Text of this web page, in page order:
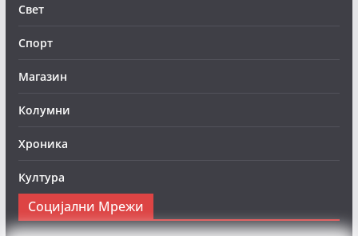
Свет
Спорт
Магазин
Колумни
Хроника
Култура
Социјални Мрежи